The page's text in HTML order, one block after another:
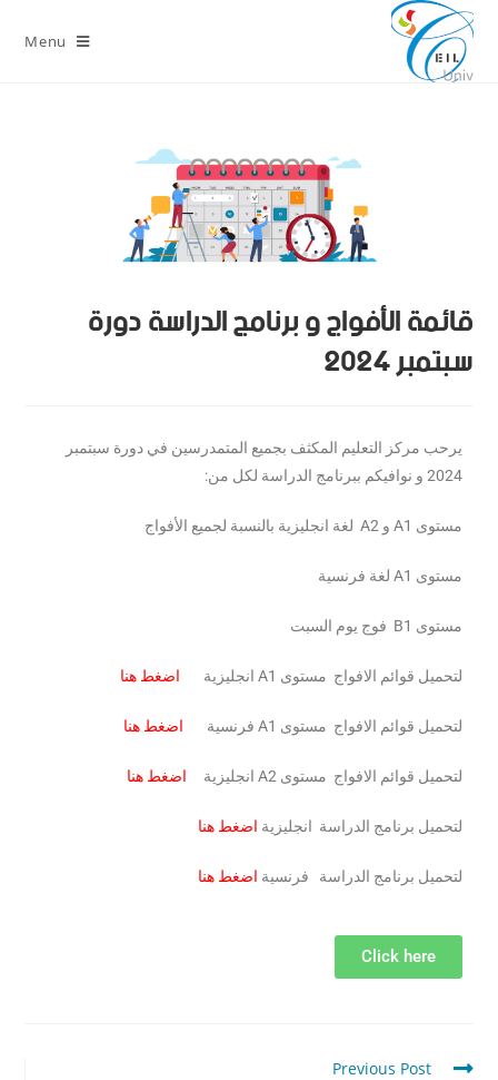
Menu
قائمة الأفواج و برنامج الدراسة دورة
سبتمبر 2024
يرحب مركز التعليم المكثف بجميع المتمدرسين في دورة سبتمبر
2024 و نوافيكم ببرنامج الدراسة لكل من:
مستوى A1 و A2 لغة انجليزية بالنسبة لجميع الأفواج
مستوى A1 لغة فرنسية
مستوى B1 فوج يوم السبت
لتحميل قوائم الافواج مستوى A1 انجليزية اضغط هنا
لتحميل قوائم الافواج مستوى A1 فرنسية اضغط هنا
لتحميل قوائم الافواج مستوى A2 انجليزية اضغط هنا
لتحميل برنامج الدراسة انجليزية اضغط هنا
لتحميل برنامج الدراسة فرنسية اضغط هنا
Click here
Previous Post